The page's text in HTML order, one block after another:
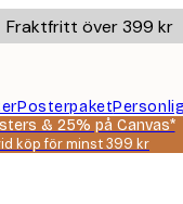
Fraktfritt över 399 kr
Posterpaket
& 25% på Canvas*
köp för minst 399 kr